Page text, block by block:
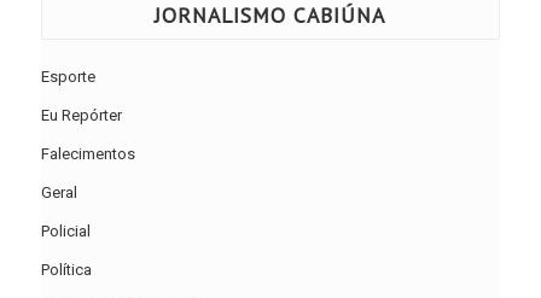
JORNALISMO CABIÚNA
Esporte
Eu Repórter
Falecimentos
Geral
Policial
Política